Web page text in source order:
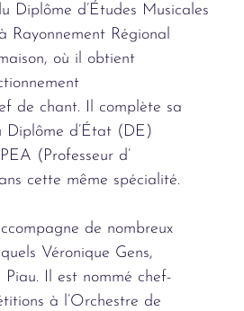
Diplôme d’Études Musicales
Rayonnement Régional
où il obtient
de chant. Il complète sa
Diplôme d’État (DE)
(Professeur d’
cette même spécialité.
de nombreux
Véronique Gens,
Piau. Il est nommé chef-
à l’Orchestre de